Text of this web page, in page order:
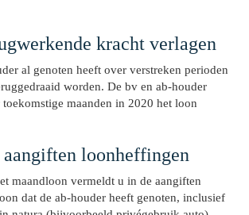
kracht verlagen
al genoten heeft over verstreken perioden
worden. De bv en ab-houder
maanden in 2020 het loon
loonheffingen
maandloon vermeldt u in de aangiften
dat de ab-houder heeft genoten, inclusief